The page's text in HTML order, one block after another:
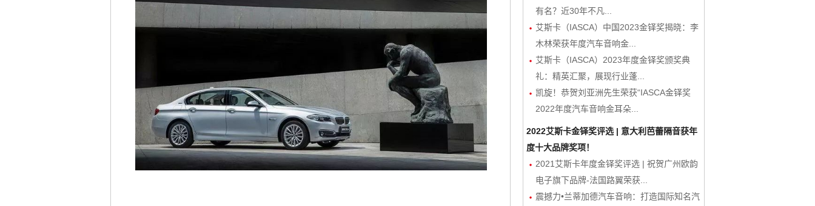
有名？近30年不凡...
艾斯卡（IASCA）中国2023金铎奖揭晓：李
木林荣获年度汽车音响金...
艾斯卡（IASCA）2023年度金铎奖颁奖典
礼：精英汇聚，展现行业蓬...
凯旋！恭贺刘亚洲先生荣获“IASCA金铎奖
2022年度汽车音响金耳朵...
2022艾斯卡金铎奖评选 | 意大利芭蕾隔音获年
度十大品牌奖项！
2021艾斯卡年度金铎奖评选 | 祝贺广州欧韵
电子旗下品牌-法国路翼荣获...
震撼力•兰蒂加德汽车音响：打造国际知名汽